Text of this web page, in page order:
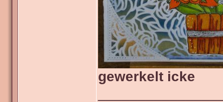
gewerkelt icke